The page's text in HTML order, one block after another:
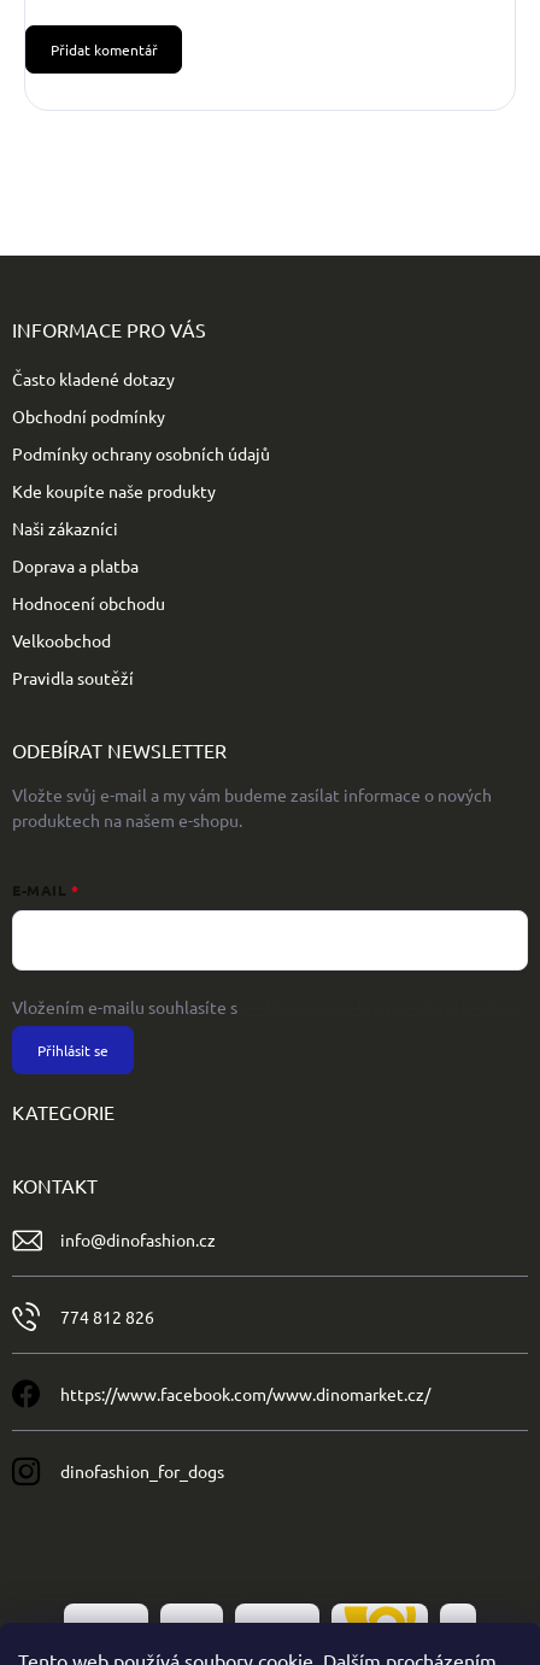
Tento web používá soubory cookie. Dalším procházením
Přidat komentář
INFORMACE PRO VÁS
Často kladené dotazy
Obchodní podmínky
Podmínky ochrany osobních údajů
Kde koupíte naše produkty
Naši zákazníci
Doprava a platba
Hodnocení obchodu
Velkoobchod
Pravidla soutěží
ODEBÍRAT NEWSLETTER
Vložte svůj e-mail a my vám budeme zasílat informace o nových
produktech na našem e-shopu.
E-MAIL
Vložením e-mailu souhlasíte s
Přihlásit se
KATEGORIE
KONTAKT
info@dinofashion.cz
774 812 826
https://www.facebook.com/www.dinomarket.cz/
dinofashion_for_dogs